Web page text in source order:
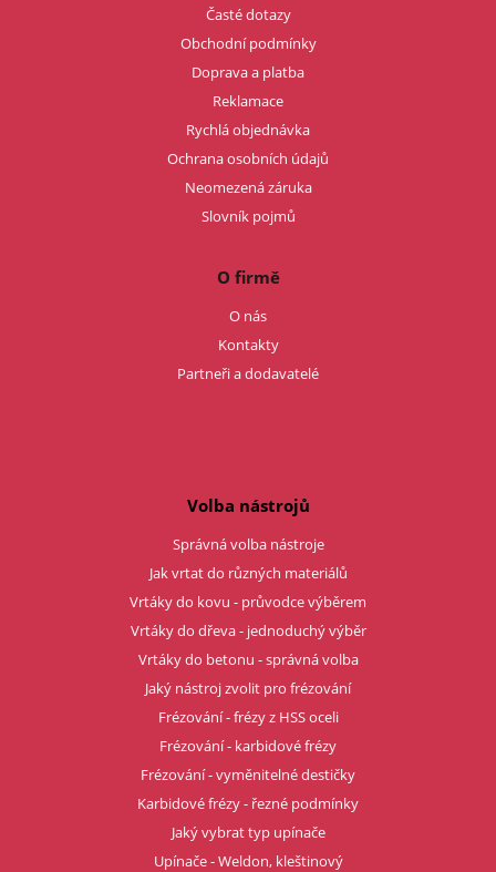
Časté dotazy
Obchodní podmínky
Doprava a platba
Reklamace
Rychlá objednávka
Ochrana osobních údajů
Neomezená záruka
Slovník pojmů
O firmě
O nás
Kontakty
Partneři a dodavatelé
Volba nástrojů
Správná volba nástroje
Jak vrtat do různých materiálů
Vrtáky do kovu - průvodce výběrem
Vrtáky do dřeva - jednoduchý výběr
Vrtáky do betonu - správná volba
Jaký nástroj zvolit pro frézování
Frézování - frézy z HSS oceli
Frézování - karbidové frézy
Frézování - vyměnitelné destičky
Karbidové frézy - řezné podmínky
Jaký vybrat typ upínače
Upínače - Weldon, kleštinový